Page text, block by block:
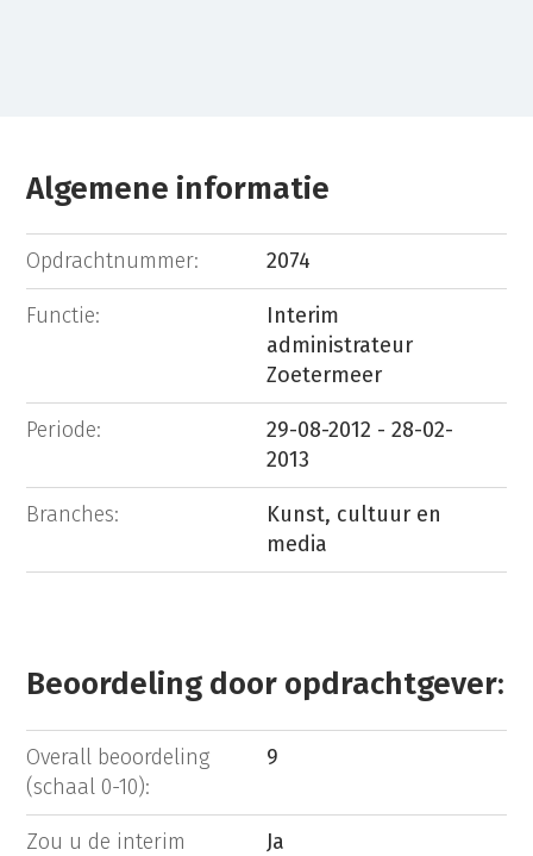
Algemene informatie
Opdrachtnummer: 2074
Functie:
Interim
administrateur
Zoetermeer
Periode:
29-08-2012 - 28-02-
2013
Branches:
Kunst, cultuur en
media
Beoordeling door opdrachtgever:
Overall beoordeling
(schaal 0-10):
9
Zou u de interim
Ja